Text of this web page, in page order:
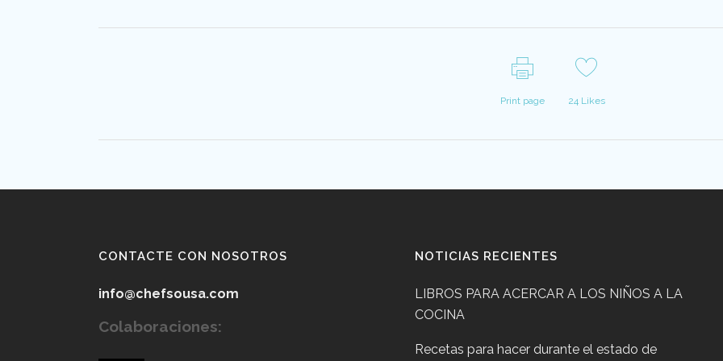
Print page 24Likes
CONTACTE CON NOSOTROS
info@chefsousa.com
Colaboraciones:
NOTICIAS RECIENTES
LIBROS PARA ACERCAR A LOS NIÑOS A LA
COCINA
Recetas para hacer durante el estado de